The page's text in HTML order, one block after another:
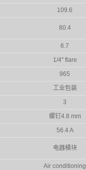
109.6
80.4
6.7
1/4'' flare
965
工业包装
3
螺钉4.8 mm
56.4 A
电器模块
Air conditioning